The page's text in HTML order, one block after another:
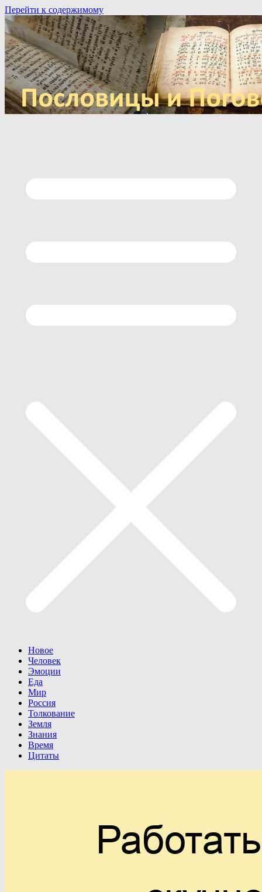
Перейти к содержимому
Новое
Человек
Эмоции
Еда
Мир
Россия
Толкование
Земля
Знания
Время
Цитаты